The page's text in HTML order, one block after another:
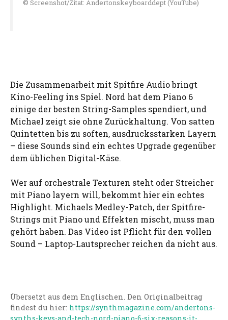
© Screenshot/Zitat: Andertonskeyboarddept (YouTube)
Die Zusammenarbeit mit Spitfire Audio bringt
Kino-Feeling ins Spiel. Nord hat dem Piano 6
einige der besten String-Samples spendiert, und
Michael zeigt sie ohne Zurückhaltung. Von satten
Quintetten bis zu soften, ausdrucksstarken Layern
– diese Sounds sind ein echtes Upgrade gegenüber
dem üblichen Digital-Käse.
Wer auf orchestrale Texturen steht oder Streicher
mit Piano layern will, bekommt hier ein echtes
Highlight. Michaels Medley-Patch, der Spitfire-
Strings mit Piano und Effekten mischt, muss man
gehört haben. Das Video ist Pflicht für den vollen
Sound – Laptop-Lautsprecher reichen da nicht aus.
Übersetzt aus dem Englischen. Den Originalbeitrag
findest du hier: https://synthmagazine.com/andertons-